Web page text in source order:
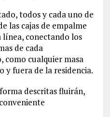
todos y cada uno de
las cajas de empalme
línea, conectando los
de cada
como cualquier masa
y fuera de la residencia.
descritas fluirán,